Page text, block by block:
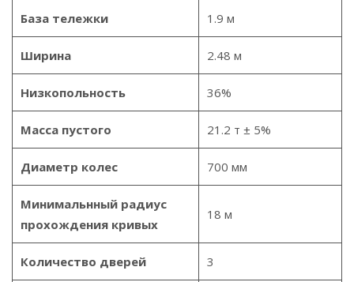
База тележки 1.9 м
Ширина 2.48 м
Низкопольность 36%
Масса пустого 21.2 т ± 5%
Диаметр колес 700 мм
Минимальнный радиус
прохождения кривых
18 м
Количество дверей 3